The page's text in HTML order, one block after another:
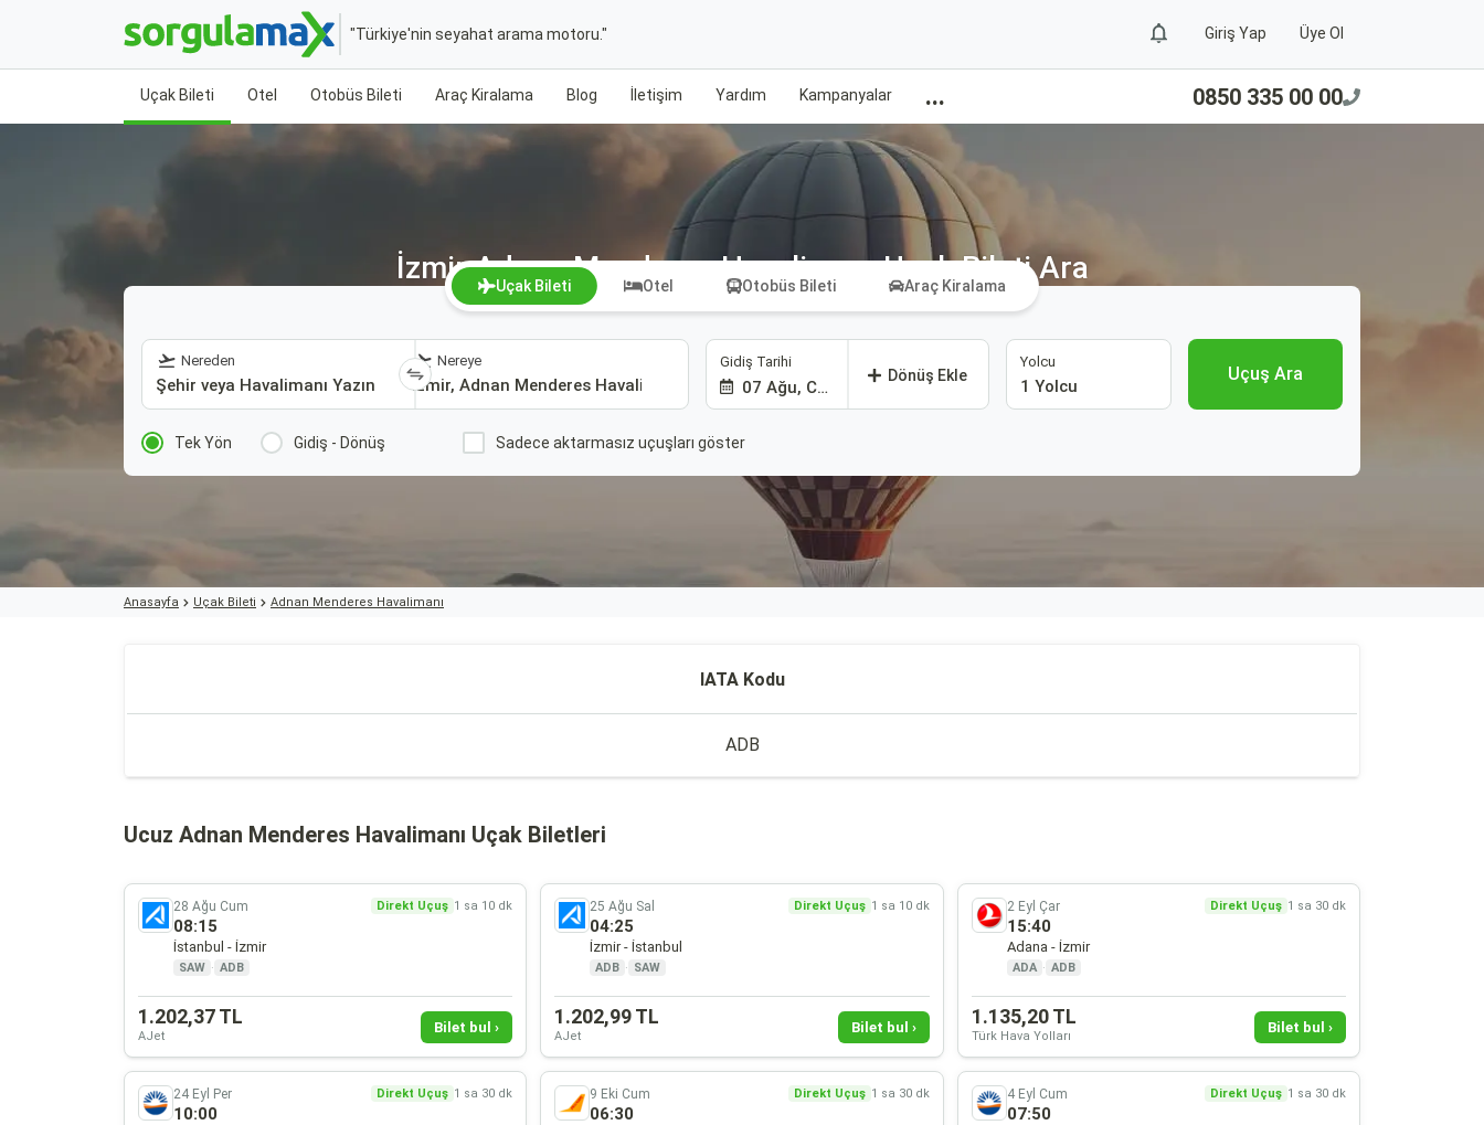
"Türkiye'nin seyahat arama motoru." Giriş Yap Üye Ol
Uçak Bileti Otel Otobüs Bileti Araç Kiralama Blog İletişim Yardım Kampanyalar ... 0850 335 00 00
İzmir Adnan Menderes Havalimanı Uçak Bileti Ara
Uçak Bileti Otel Otobüs Bileti Araç Kiralama
Nereden Nereye Gidiş Tarihi
07 Ağu, Cum
Dönüş Ekle
Yolcu
1 Yolcu
Uçuş Ara
Tek Yön Gidiş - Dönüş Sadece aktarmasız uçuşları göster
Anasayfa Uçak Bileti Adnan Menderes Havalimanı
IATA Kodu
ADB
Ucuz Adnan Menderes Havalimanı Uçak Biletleri
28 Ağu Cum Direkt Uçuş 1 sa 10 dk
08:15
İstanbul - İzmir
SAW · ADB
1.202,37 TL
AJet
Bilet bul ›
25 Ağu Sal Direkt Uçuş 1 sa 10 dk
04:25
İzmir - İstanbul
ADB · SAW
1.202,99 TL
AJet
Bilet bul ›
2 Eyl Çar Direkt Uçuş 1 sa 30 dk
15:40
Adana - İzmir
ADA · ADB
1.135,20 TL
Türk Hava Yolları
Bilet bul ›
24 Eyl Per Direkt Uçuş 1 sa 30 dk
10:00
9 Eki Cum Direkt Uçuş 1 sa 30 dk
06:30
4 Eyl Cum Direkt Uçuş 1 sa 30 dk
07:50